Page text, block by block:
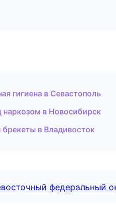
гигиена в Севастополь
в Новосибирск
в Владивосток
федеральный